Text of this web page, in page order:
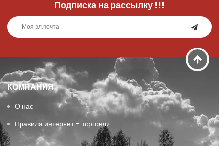
Подписка на рассылку !!!
КОМПАНИЯ
О нас
Правила интернет - торговли